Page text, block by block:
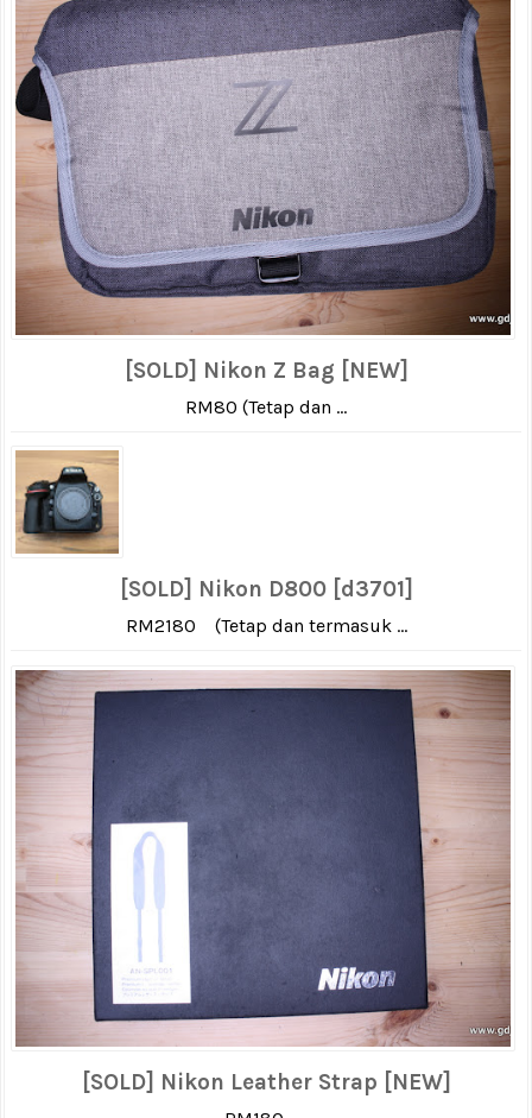
[SOLD] Nikon Z Bag [NEW]
RM80 (Tetap dan ...
[SOLD] Nikon D800 [d3701]
RM2180 (Tetap dan termasuk ...
[SOLD] Nikon Leather Strap [NEW]